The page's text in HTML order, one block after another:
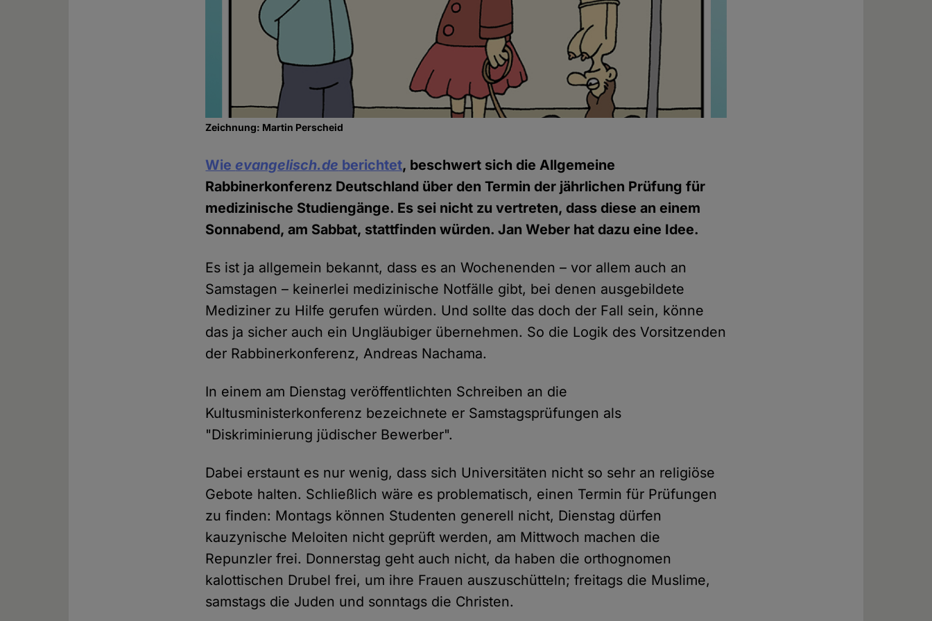
Zeichnung: Martin Perscheid
Wie evangelisch.de berichtet, beschwert sich die Allgemeine
Rabbinerkonferenz Deutschland über den Termin der jährlichen Prüfung für
medizinische Studiengänge. Es sei nicht zu vertreten, dass diese an einem
Sonnabend, am Sabbat, stattfinden würden. Jan Weber hat dazu eine Idee.
Es ist ja allgemein bekannt, dass es an Wochenenden – vor allem auch an
Samstagen – keinerlei medizinische Notfälle gibt, bei denen ausgebildete
Mediziner zu Hilfe gerufen würden. Und sollte das doch der Fall sein, könne
das ja sicher auch ein Ungläubiger übernehmen. So die Logik des Vorsitzenden
der Rabbinerkonferenz, Andreas Nachama.
In einem am Dienstag veröffentlichten Schreiben an die
Kultusministerkonferenz bezeichnete er Samstagsprüfungen als
"Diskriminierung jüdischer Bewerber".
Dabei erstaunt es nur wenig, dass sich Universitäten nicht so sehr an religiöse
Gebote halten. Schließlich wäre es problematisch, einen Termin für Prüfungen
zu finden: Montags können Studenten generell nicht, Dienstag dürfen
kauzynische Meloiten nicht geprüft werden, am Mittwoch machen die
Repunzler frei. Donnerstag geht auch nicht, da haben die orthognomen
kalottischen Drubel frei, um ihre Frauen auszuschütteln; freitags die Muslime,
samstags die Juden und sonntags die Christen.